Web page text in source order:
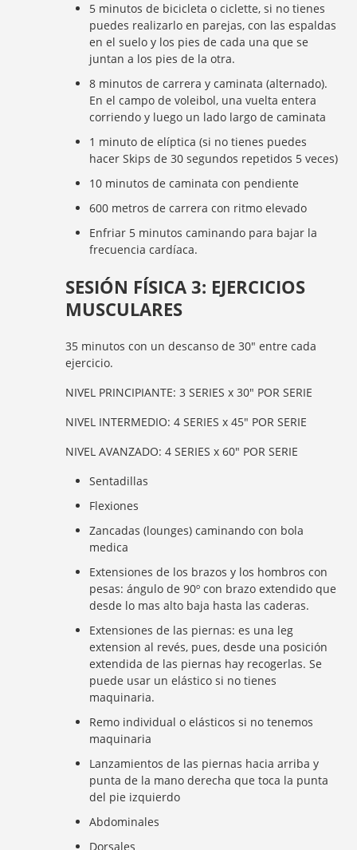
5 minutos de bicicleta o ciclette, si no tienes
puedes realizarlo en parejas, con las espaldas
en el suelo y los pies de cada una que se
juntan a los pies de la otra.
8 minutos de carrera y caminata (alternado).
En el campo de voleibol, una vuelta entera
corriendo y luego un lado largo de caminata
1 minuto de elíptica (si no tienes puedes
hacer Skips de 30 segundos repetidos 5 veces)
10 minutos de caminata con pendiente
600 metros de carrera con ritmo elevado
Enfriar 5 minutos caminando para bajar la
frecuencia cardíaca.
SESIÓN FÍSICA 3: EJERCICIOS
MUSCULARES
35 minutos con un descanso de 30″ entre cada
ejercicio.
NIVEL PRINCIPIANTE: 3 SERIES x 30″ POR SERIE
NIVEL INTERMEDIO: 4 SERIES x 45″ POR SERIE
NIVEL AVANZADO: 4 SERIES x 60″ POR SERIE
Sentadillas
Flexiones
Zancadas (lounges) caminando con bola
medica
Extensiones de los brazos y los hombros con
pesas: ángulo de 90º con brazo extendido que
desde lo mas alto baja hasta las caderas.
Extensiones de las piernas: es una leg
extension al revés, pues, desde una posición
extendida de las piernas hay recogerlas. Se
puede usar un elástico si no tienes
maquinaria.
Remo individual o elásticos si no tenemos
maquinaria
Lanzamientos de las piernas hacia arriba y
punta de la mano derecha que toca la punta
del pie izquierdo
Abdominales
Dorsales